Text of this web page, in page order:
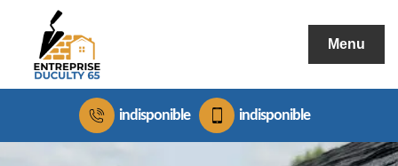
Menu
indisponible indisponible